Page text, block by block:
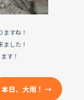
すね！
した！
す！
本日、大雨！→